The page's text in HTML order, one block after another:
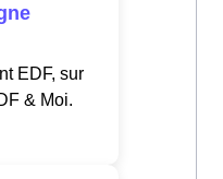
EDF, sur
& Moi.